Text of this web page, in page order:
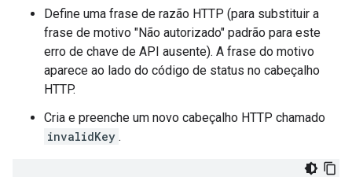
Define uma frase de razão HTTP (para substituir a
frase de motivo "Não autorizado" padrão para este
erro de chave de API ausente). A frase do motivo
aparece ao lado do código de status no cabeçalho
HTTP.
Cria e preenche um novo cabeçalho HTTP chamado
invalidKey .